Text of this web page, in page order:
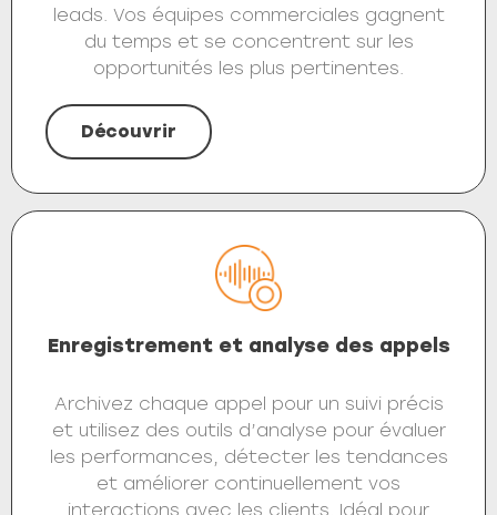
leads. Vos équipes commerciales gagnent
du temps et se concentrent sur les
opportunités les plus pertinentes.
Découvrir
Enregistrement et analyse des appels
Archivez chaque appel pour un suivi précis
et utilisez des outils d’analyse pour évaluer
les performances, détecter les tendances
et améliorer continuellement vos
interactions avec les clients. Idéal pour